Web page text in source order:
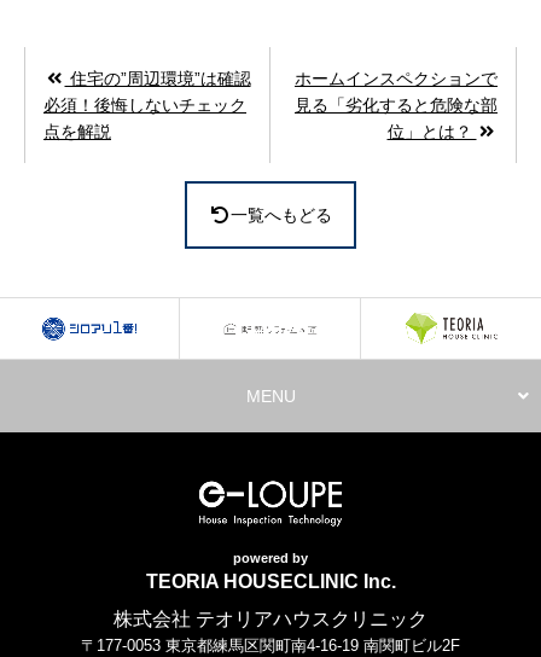
住宅の”周辺環境”は確認
必須！後悔しないチェック
点を解説
ホームインスペクションで
見る「劣化すると危険な部
位」とは？
一覧へもどる
MENU
powered by
TEORIA HOUSECLINIC Inc.
株式会社 テオリアハウスクリニック
〒177-0053 東京都練馬区関町南4-16-19 南関町ビル2F